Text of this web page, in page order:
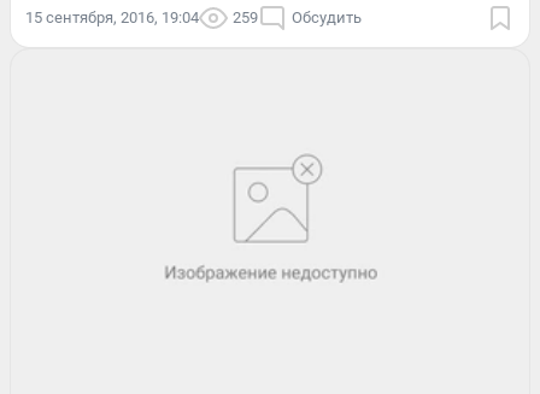
15 сентября, 2016, 19:04 259 Обсудить